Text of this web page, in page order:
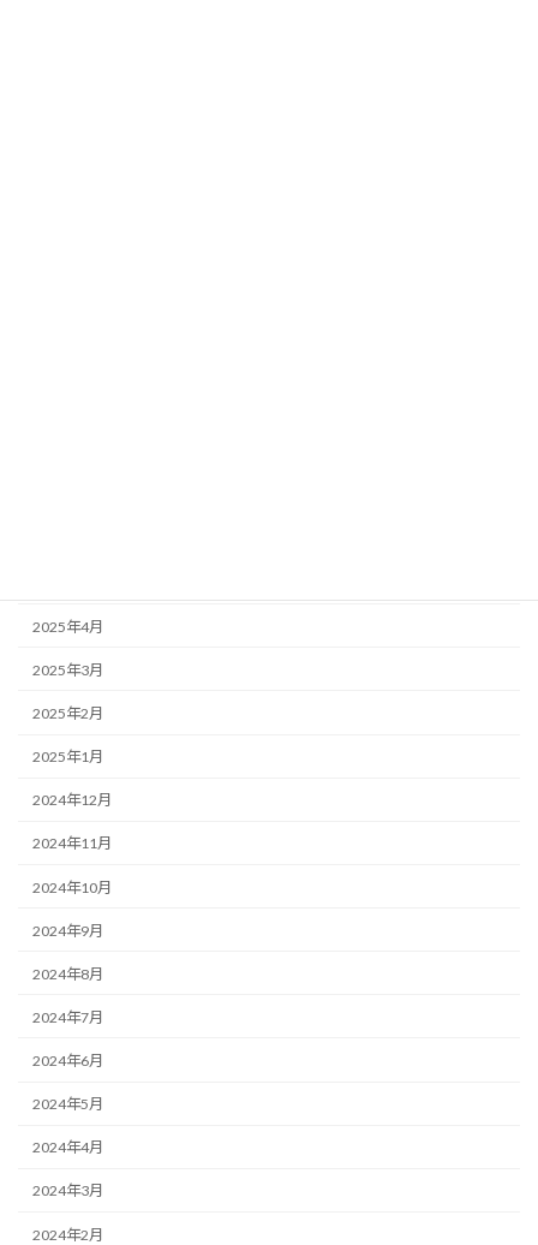
2025年4月
2025年3月
2025年2月
2025年1月
2024年12月
2024年11月
2024年10月
2024年9月
2024年8月
2024年7月
2024年6月
2024年5月
2024年4月
2024年3月
2024年2月